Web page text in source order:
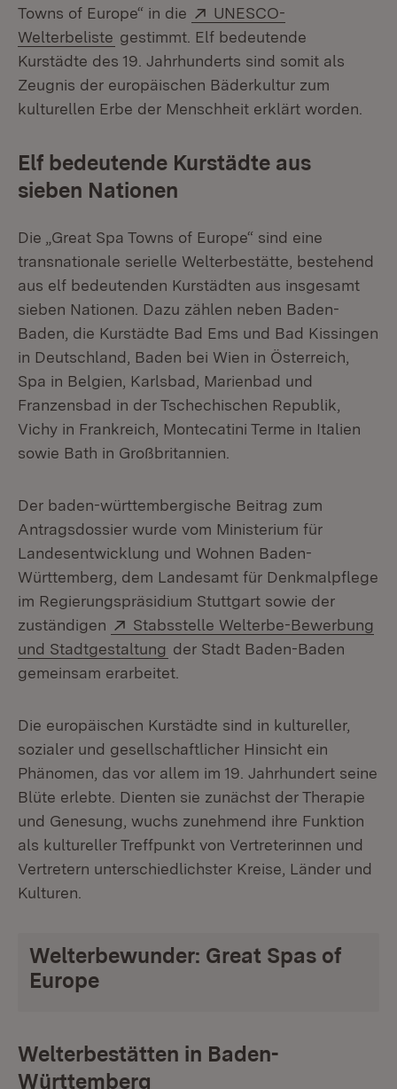
Towns of Europe“ in die
Extern:
UNESCO-
Welterbeliste (Öffnet in neuem Fenster)
gestimmt. Elf bedeutende
Kurstädte des 19. Jahrhunderts sind somit als
Zeugnis der europäischen Bäderkultur zum
kulturellen Erbe der Menschheit erklärt worden.
Elf bedeutende Kurstädte aus
sieben Nationen
Die „Great Spa Towns of Europe“ sind eine
transnationale serielle Welterbestätte, bestehend
aus elf bedeutenden Kurstädten aus insgesamt
sieben Nationen. Dazu zählen neben Baden-
Baden, die Kurstädte Bad Ems und Bad Kissingen
in Deutschland, Baden bei Wien in Österreich,
Spa in Belgien, Karlsbad, Marienbad und
Franzensbad in der Tschechischen Republik,
Vichy in Frankreich, Montecatini Terme in Italien
sowie Bath in Großbritannien.
Der baden-württembergische Beitrag zum
Antragsdossier wurde vom Ministerium für
Landesentwicklung und Wohnen Baden-
Württemberg, dem Landesamt für Denkmalpflege
im Regierungspräsidium Stuttgart sowie der
zuständigen
Extern:
Stabsstelle Welterbe-Bewerbung
und Stadtgestaltung (Öffnet in neuem Fenster)
der Stadt Baden-Baden
gemeinsam erarbeitet.
Die europäischen Kurstädte sind in kultureller,
sozialer und gesellschaftlicher Hinsicht ein
Phänomen, das vor allem im 19. Jahrhundert seine
Blüte erlebte. Dienten sie zunächst der Therapie
und Genesung, wuchs zunehmend ihre Funktion
als kultureller Treffpunkt von Vertreterinnen und
Vertretern unterschiedlichster Kreise, Länder und
Kulturen.
Welterbewunder: Great Spas of
Europe
Welterbestätten in Baden-
Württemberg